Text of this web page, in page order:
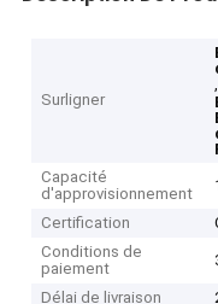
Surligner
Capacité
d'approvisionnement
Certification
Conditions de
paiement
Délai de livraison